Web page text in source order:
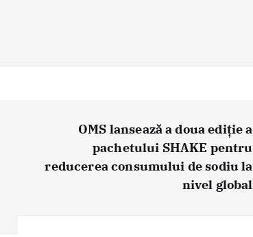
OMS lansează a doua ediție a
pachetului SHAKE pentru
reducerea consumului de sodiu la
nivel global